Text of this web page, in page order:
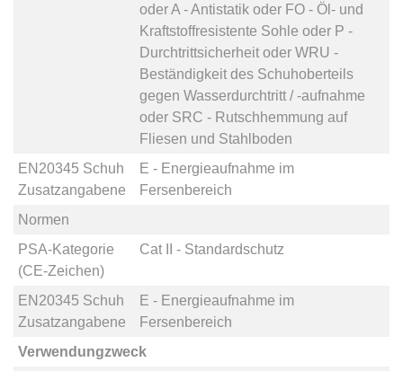
oderA - Antistatikoder FO - Öl- und
Kraftstoffresistente Sohle oder P -
Durchtrittsicherheitoder WRU -
Beständigkeit des Schuhoberteils
gegen Wasserdurchtritt / -aufnahme
oder SRC - Rutschhemmung auf
Fliesen und Stahlboden
EN20345 Schuh
Zusatzangabene
E - Energieaufnahme im
Fersenbereich
Normen
PSA-Kategorie
(CE-Zeichen)
Cat II - Standardschutz
EN20345 Schuh
Zusatzangabene
E - Energieaufnahme im
Fersenbereich
Verwendungzweck